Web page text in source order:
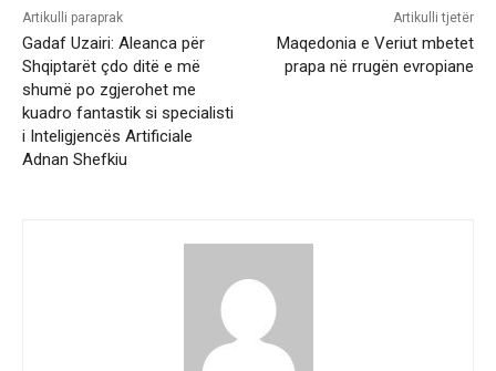
Artikulli paraprak
Gadaf Uzairi: Aleanca për
Shqiptarët çdo ditë e më
shumë po zgjerohet me
kuadro fantastik si specialisti
i Inteligjencës Artificiale
Adnan Shefkiu
Artikulli tjetër
Maqedonia e Veriut mbetet
prapa në rrugën evropiane